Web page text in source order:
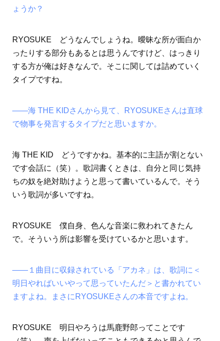
ょうか？
RYOSUKE どうなんでしょうね。曖昧な所が面白か
ったりする部分もあるとは思うんですけど、はっきり
する方が俺は好きなんで。そこに関しては詰めていく
タイプですね。
――海 THE KIDさんから見て、RYOSUKEさんは直球
で物事を発言するタイプだと思いますか。
海 THE KID どうですかね。基本的に主語が割とない
です会話に（笑）。歌詞書くときは、自分と同じ気持
ちの奴を絶対助けようと思って書いているんで。そう
いう歌詞が多いですね。
RYOSUKE 僕自身、色んな音楽に救われてきたん
で。そういう所は影響を受けているかと思います。
――１曲目に収録されている「アカネ」は、歌詞に＜
明日やればいいやって思っていたんだ＞と書かれてい
ますよね。まさにRYOSUKEさんの本音ですよね。
RYOSUKE 明日やろうは馬鹿野郎ってことです